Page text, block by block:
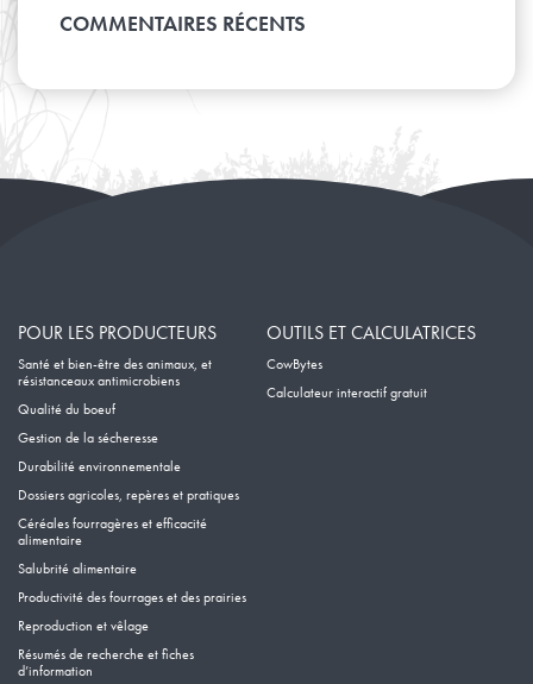
Janvier
Février
Mars
Janvier
Mai
Février
COMMENTAIRES RÉCENTS
POUR LES PRODUCTEURS
Santé et bien-être des animaux, et
résistanceaux antimicrobiens
Qualité du boeuf
Gestion de la sécheresse
Durabilité environnementale
Dossiers agricoles, repères et pratiques
Céréales fourragères et efficacité
alimentaire
Salubrité alimentaire
Productivité des fourrages et des prairies
Reproduction et vêlage
Résumés de recherche et fiches
d’information
OUTILS ET CALCULATRICES
CowBytes
Calculateur interactif gratuit